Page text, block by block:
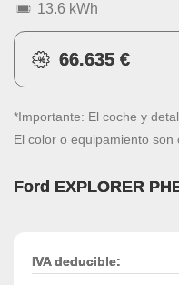
13.6 kWh
66.635 €
*Importante: El coche y
El color o equipamiento son
Ford EXPLORER
IVA deducible: